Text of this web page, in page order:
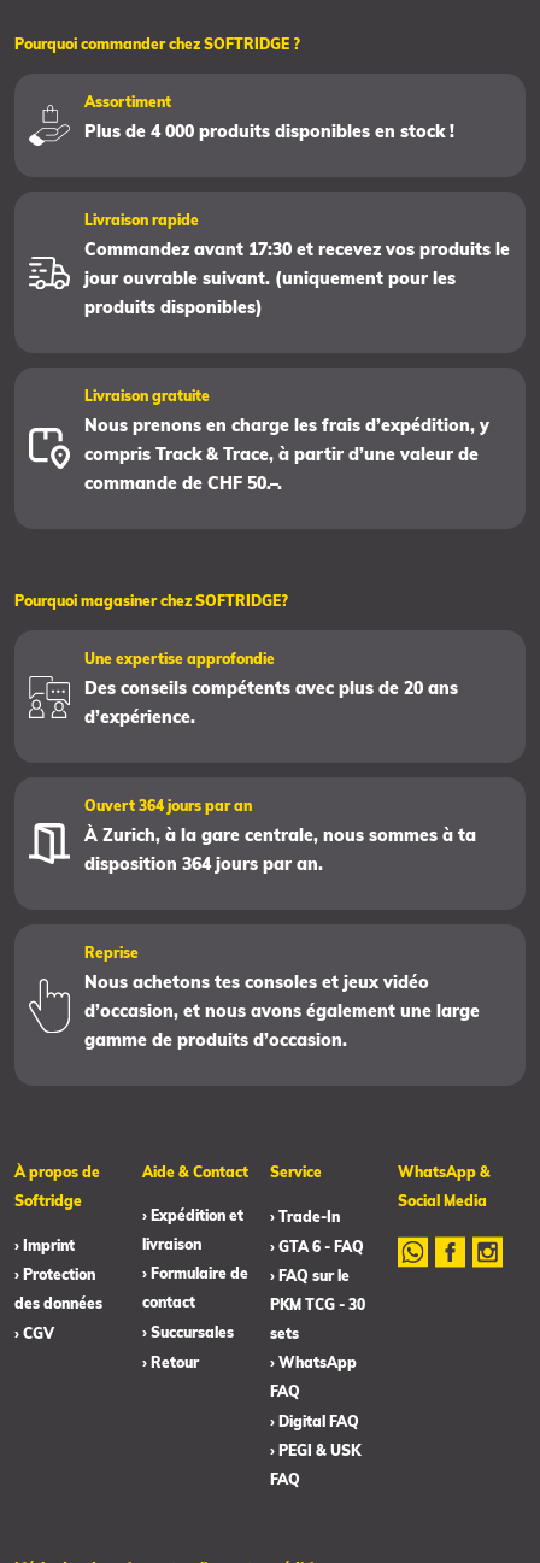
Pourquoi commander chez SOFTRIDGE ?
Assortiment
Plus de 4 000 produits disponibles en stock !
Livraison rapide
Commandez avant 17:30 et recevez vos produits le
jour ouvrable suivant. (uniquement pour les
produits disponibles)
Livraison gratuite
Nous prenons en charge les frais d’expédition, y
compris Track & Trace, à partir d’une valeur de
commande de CHF 50.–.
Pourquoi magasiner chez SOFTRIDGE?
Une expertise approfondie
Des conseils compétents avec plus de 20 ans
d’expérience.
Ouvert 364 jours par an
À Zurich, à la gare centrale, nous sommes à ta
disposition 364 jours par an.
Reprise
Nous achetons tes consoles et jeux vidéo
d’occasion, et nous avons également une large
gamme de produits d’occasion.
À propos de
Softridge
› Imprint
› Protection
des données
› CGV
Aide & Contact
› Expédition et
livraison
› Formulaire de
contact
› Succursales
› Retour
Service
› Trade-In
› GTA 6 - FAQ
› FAQ sur le
PKM TCG - 30
sets
› WhatsApp
FAQ
› Digital FAQ
› PEGI & USK
FAQ
WhatsApp &
Social Media